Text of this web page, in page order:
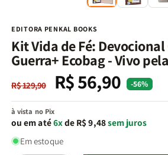
EDITORA PENKAL BOOKS
Kit Vida de Fé:
Guerra+ Ecobag - Vivo
Preço
normal
R$ 129,90
Preço
promocional
R$ 56,90 -56%
à vista no Pix
ou em até6xde R$ 9,48sem juros
Em estoque